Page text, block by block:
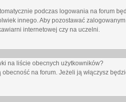
podczas logowania na forum
innego. Aby pozostawać
internetowej czy na uczelni.
na liście obecnych użytkowników?
obecność na forum. Jeżeli ją włączysz